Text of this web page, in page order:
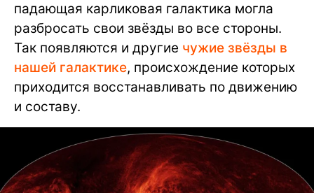
падающая карликовая галактика могла
разбросать свои звёзды во все стороны.
Так появляются и другие чужие звёзды в
нашей галактике, происхождение которых
приходится восстанавливать по движению
и составу.